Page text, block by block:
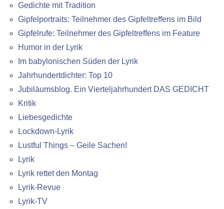
Gedichte mit Tradition
Gipfelportraits: Teilnehmer des Gipfeltreffens im Bild
Gipfelrufe: Teilnehmer des Gipfeltreffens im Feature
Humor in der Lyrik
Im babylonischen Süden der Lyrik
Jahrhundertdichter: Top 10
Jubiläumsblog. Ein Vierteljahrhundert DAS GEDICHT
Kritik
Liebesgedichte
Lockdown-Lyrik
Lustful Things – Geile Sachen!
Lyrik
Lyrik rettet den Montag
Lyrik-Revue
Lyrik-TV